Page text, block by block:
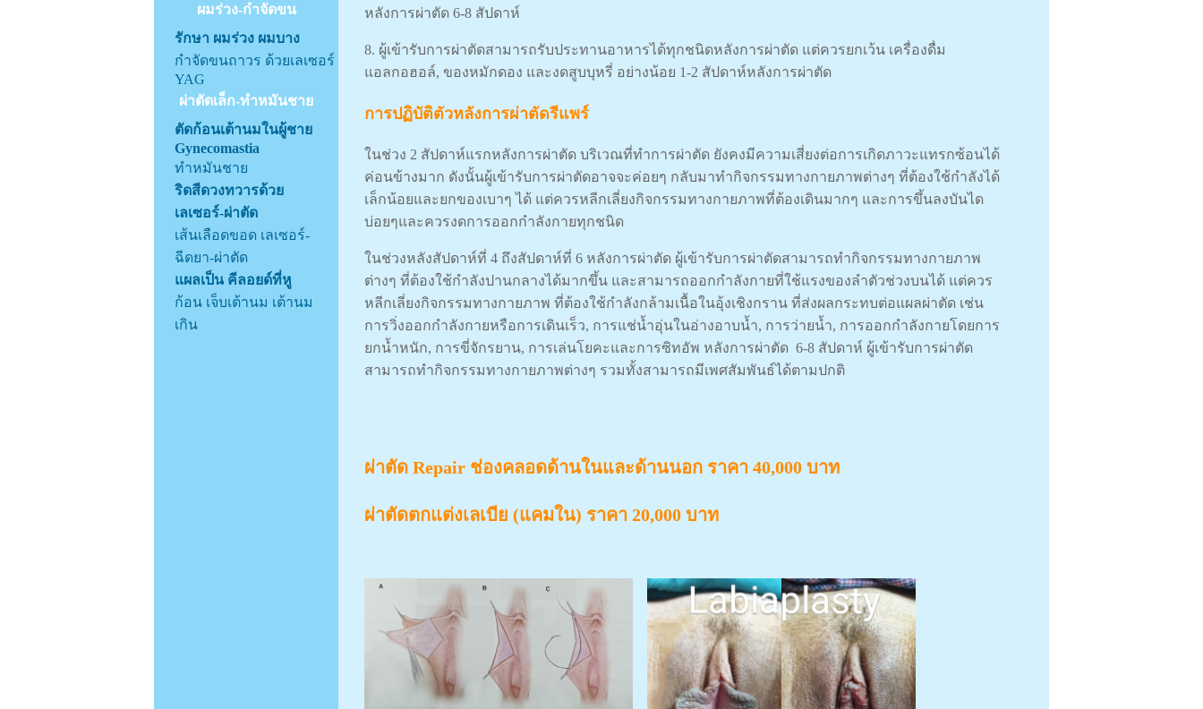
ผมร่วง-กำจัดขน
รักษา ผมร่วง ผมบาง
กำจัดขนถาวร ด้วยเลเซอร์
YAG
ผ่าตัดเล็ก-ทำหมันชาย
ตัดก้อนเต้านมในผู้ชาย
Gynecomastia
ทำหมันชาย
ริดสีดวงทวารด้วย
เลเซอร์-ผ่าตัด
เส้นเลือดขอด เลเซอร์-
ฉีดยา-ผ่าตัด
แผลเป็น คีลอยด์ที่หู
ก้อน เจ็บเต้านม เต้านม
เกิน
หลังการผ่าตัด 6-8 สัปดาห์
8. ผู้เข้ารับการผ่าตัดสามารถรับประทานอาหารได้ทุกชนิดหลังการผ่าตัด แต่ควรยกเว้น เครื่องดื่ม
แอลกอฮอล์, ของหมักดอง และงดสูบบุหรี่ อย่างน้อย 1-2 สัปดาห์หลังการผ่าตัด
การปฏิบัติตัวหลังการผ่าตัดรีแพร์
ในช่วง 2 สัปดาห์แรกหลังการผ่าตัด บริเวณที่ทำการผ่าตัด ยังคงมีความเสี่ยงต่อการเกิดภาวะแทรกซ้อนได้
ค่อนข้างมาก ดังนั้นผู้เข้ารับการผ่าตัดอาจจะค่อยๆ กลับมาทำกิจกรรมทางกายภาพต่างๆ ที่ต้องใช้กำลังได้
เล็กน้อยและยกของเบาๆ ได้ แต่ควรหลีกเลี่ยงกิจกรรมทางกายภาพที่ต้องเดินมากๆ และการขึ้นลงบันได
บ่อยๆและควรงดการออกกําลังกายทุกชนิด
ในช่วงหลังสัปดาห์ที่ 4 ถึงสัปดาห์ที่ 6 หลังการผ่าตัด ผู้เข้ารับการผ่าตัดสามารถทำกิจกรรมทางกายภาพ
ต่างๆ ที่ต้องใช้กำลังปานกลางได้มากขึ้น และสามารถออกกำลังกายที่ใช้แรงของลำตัวช่วงบนได้ แต่ควร
หลีกเลี่ยงกิจกรรมทางกายภาพ ที่ต้องใช้กำลังกล้ามเนื้อในอุ้งเชิงกราน ที่ส่งผลกระทบต่อแผลผ่าตัด เช่น
การวิ่งออกกำลังกายหรือการเดินเร็ว, การแช่น้ำอุ่นในอ่างอาบน้ำ, การว่ายน้ำ, การออกกําลังกายโดยการ
ยกนํ้าหนัก, การขี่จักรยาน, การเล่นโยคะและการซิทอัพ หลังการผ่าตัด 6-8 สัปดาห์ ผู้เข้ารับการผ่าตัด
สามารถทำกิจกรรมทางกายภาพต่างๆ รวมทั้งสามารถมีเพศสัมพันธ์ได้ตามปกติ
ผ่าตัด Repair ช่องคลอดด้านในและด้านนอก ราคา 40,000 บาท
ผ่าตัดตกแต่งเลเบีย (แคมใน) ราคา 20,000 บาท